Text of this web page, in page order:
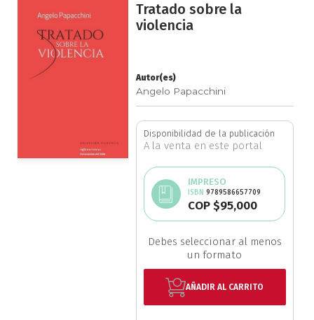
Artes escénicas
final
galería
Tratado sobre la
violencia
Autor(es)
Angelo Papacchini
Disponibilidad de la publicación
A la venta en este portal
IMPRESO
ISBN9789586657709
COP $95,000
Debes seleccionar al menos
un formato
AÑADIR AL CARRITO